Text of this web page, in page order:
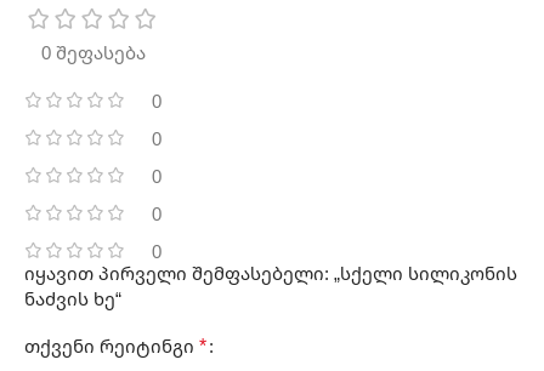
0 შეფასება
0
0
0
0
0
იყავით პირველი შემფასებელი: „სქელი სილიკონის
ნაძვის ხე“
თქვენი რეიტინგი *